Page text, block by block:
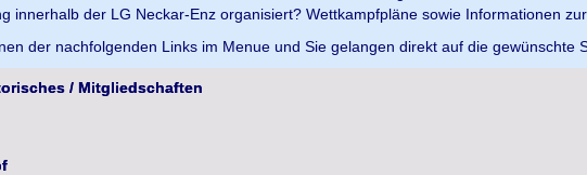
innerhalb der LG Neckar-Enz organisiert? Wettkampfpläne sowie Informationen
der nachfolgenden Links im Menue und Sie gelangen direkt auf die gewünschte
/ Mitgliedschaften